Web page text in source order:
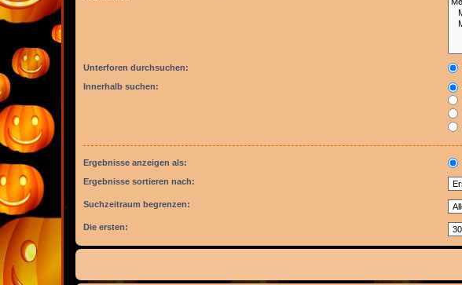
Unterforen durchsuchen:
Innerhalb suchen:
Ergebnisse anzeigen als:
Ergebnisse sortieren nach:
Suchzeitraum begrenzen:
Die ersten: